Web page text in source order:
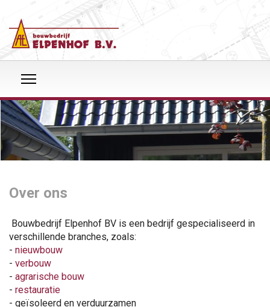
Over ons
Bouwbedrijf Elpenhof BV is een bedrijf gespecialiseerd in
verschillende branches, zoals:
- nieuwbouw
- verbouw
- agrarische bouw
- restauratie
- geïsoleerd en verduurzamen